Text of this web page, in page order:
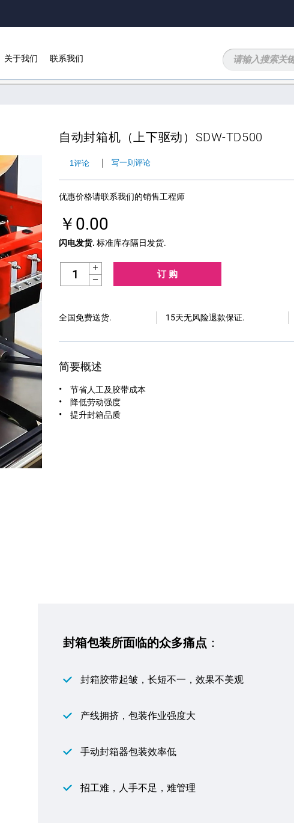
关于我们 联系我们
自动封箱机（上下驱动）SDW-TD500
1评论 写一则评论
优惠价格请联系我们的销售工程师
￥0.00
闪电发货. 标准库存隔日发货.
Increase Quantity:
Decrease Quantity:
全国免费送货. 15天无风险退款保证.
简要概述
节省人工及胶带成本
降低劳动强度
提升封箱品质
封箱包装所面临的众多痛点 ：
封箱胶带起皱，长短不一，效果不美观
产线拥挤，包装作业强度大
手动封箱器包装效率低
招工难，人手不足，难管理